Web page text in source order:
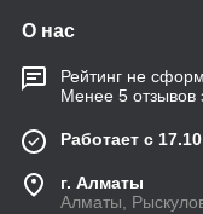
О нас
Рейтинг не
Менее 5 отзывов
Работает с
г. Алматы
Алматы,